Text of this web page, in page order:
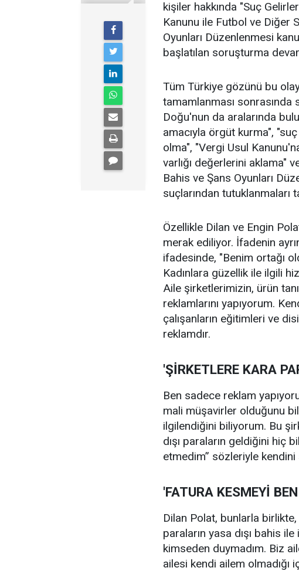
kişiler hakkında "Suç
Kanunu ile Futbol ve Diğer
Oyunları Düzenlenmesi
başlatılan soruşturma
Tüm Türkiye gözünü bu
tamamlanması sonrasında
Doğu'nun da aralarında
amacıyla örgüt kurma",
olma", "Vergi Usul
varlığı değerlerini aklama"
Bahis ve Şans Oyunları
suçlarından
Özellikle Dilan ve Engin
merak ediliyor. İfadenin
ifadesinde, "Benim ortağı
Kadınlara güzellik ile ilgili
Aile şirketlerimizin, ürün
reklamlarını yapıyorum.
çalışanların eğitimleri ve
reklamdır.
'ŞİRKETLERE KARA
Ben sadece reklam
mali müşavirler olduğunu
ilgilendiğini biliyorum. Bu
dışı paraların geldiğini hiç
etmedim” sözleriyle kendini
'FATURA KESMEYİ
Dilan Polat, bunlarla
paraların yasa dışı bahis
kimseden duymadım. Biz
ailesi kendi ailem